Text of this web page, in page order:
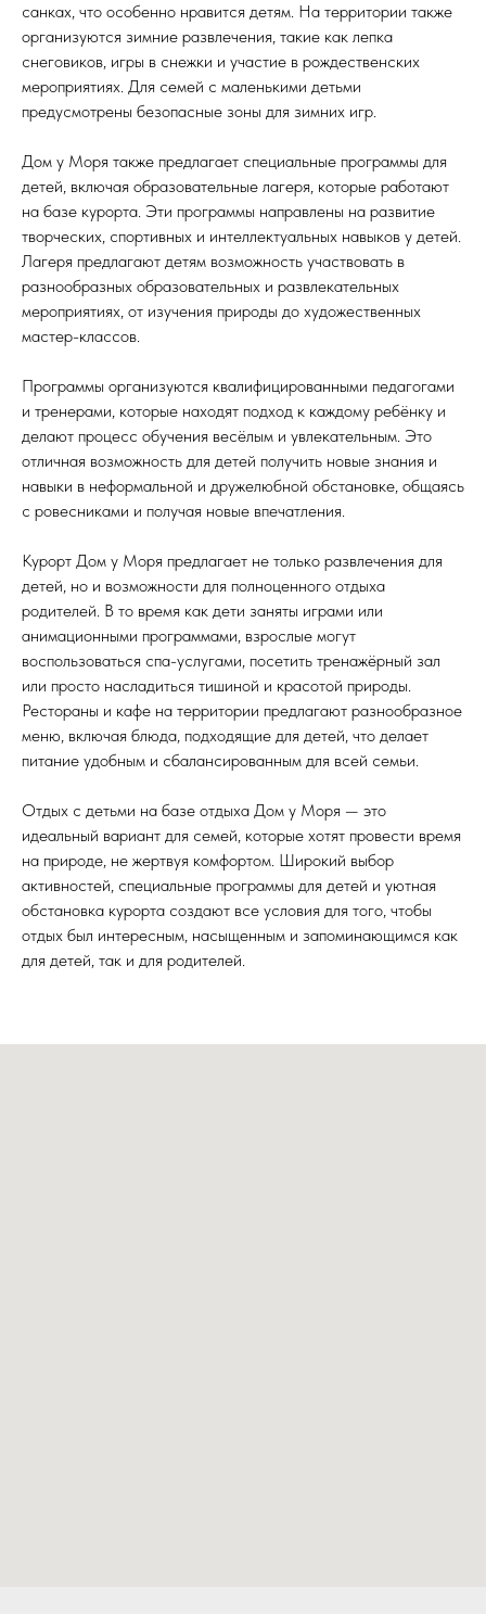
санках, что особенно нравится детям. На территории также
организуются зимние развлечения, такие как лепка
снеговиков, игры в снежки и участие в рождественских
мероприятиях. Для семей с маленькими детьми
предусмотрены безопасные зоны для зимних игр.
Дом у Моря также предлагает специальные программы для
детей, включая образовательные лагеря, которые работают
на базе курорта. Эти программы направлены на развитие
творческих, спортивных и интеллектуальных навыков у детей.
Лагеря предлагают детям возможность участвовать в
разнообразных образовательных и развлекательных
мероприятиях, от изучения природы до художественных
мастер-классов.
Программы организуются квалифицированными педагогами
и тренерами, которые находят подход к каждому ребёнку и
делают процесс обучения весёлым и увлекательным. Это
отличная возможность для детей получить новые знания и
навыки в неформальной и дружелюбной обстановке, общаясь
с ровесниками и получая новые впечатления.
Курорт Дом у Моря предлагает не только развлечения для
детей, но и возможности для полноценного отдыха
родителей. В то время как дети заняты играми или
анимационными программами, взрослые могут
воспользоваться спа-услугами, посетить тренажёрный зал
или просто насладиться тишиной и красотой природы.
Рестораны и кафе на территории предлагают разнообразное
меню, включая блюда, подходящие для детей, что делает
питание удобным и сбалансированным для всей семьи.
Отдых с детьми на базе отдыха Дом у Моря — это
идеальный вариант для семей, которые хотят провести время
на природе, не жертвуя комфортом. Широкий выбор
активностей, специальные программы для детей и уютная
обстановка курорта создают все условия для того, чтобы
отдых был интересным, насыщенным и запоминающимся как
для детей, так и для родителей.